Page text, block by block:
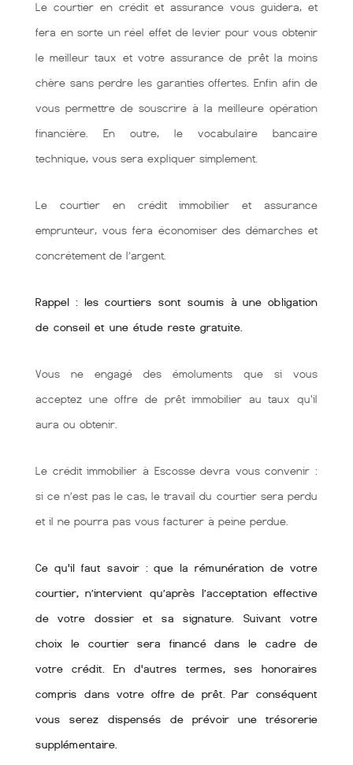
Le courtier en crédit et assurance vous guidera, et
fera en sorte un réel effet de levier pour vous obtenir
le meilleur taux et votre assurance de prêt la moins
chère sans perdre les garanties offertes. Enfin afin de
vous permettre de souscrire à la meilleure opération
financière. En outre, le vocabulaire bancaire
technique, vous sera expliquer simplement.
Le courtier en crédit immobilier et assurance
emprunteur, vous fera économiser des démarches et
concrétement de l’argent.
Rappel : les courtiers sont soumis à une obligation
de conseil et une étude reste gratuite.
Vous ne engagé des émoluments que si vous
acceptez une offre de prêt immobilier au taux qu'il
aura ou obtenir.
Le crédit immobilier à Escosse devra vous convenir :
si ce n’est pas le cas, le travail du courtier sera perdu
et il ne pourra pas vous facturer à peine perdue.
Ce qu'il faut savoir : que la rémunération de votre
courtier, n’intervient qu’après l’acceptation effective
de votre dossier et sa signature. Suivant votre
choix le courtier sera financé dans le cadre de
votre crédit. En d'autres termes, ses honoraires
compris dans votre offre de prêt. Par conséquent
vous serez dispensés de prévoir une trésorerie
supplémentaire.